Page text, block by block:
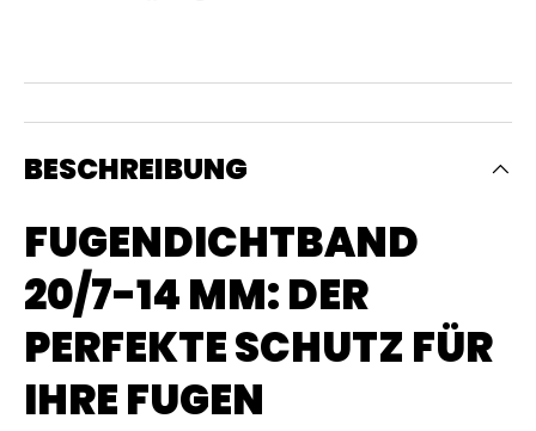
BESCHREIBUNG
FUGENDICHTBAND
20/7-14 MM: DER
PERFEKTE SCHUTZ FÜR
IHRE FUGEN